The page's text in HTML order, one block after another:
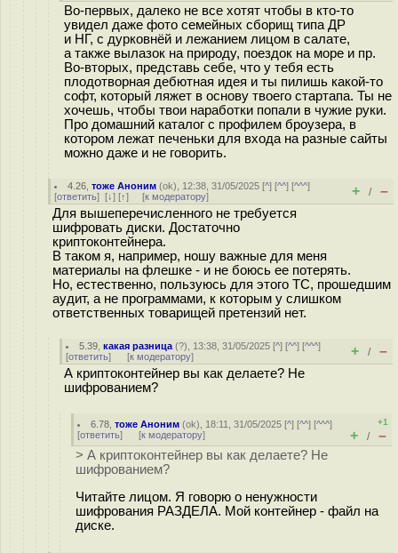
Во-первых, далеко не все хотят чтобы в кто-то
увидел даже фото семейных сборищ типа ДР
и НГ, с дурковнёй и лежанием лицом в салате,
а также вылазок на природу, поездок на море и пр.
Во-вторых, представь себе, что у тебя есть
плодотворная дебютная идея и ты пилишь какой-то
софт, который ляжет в основу твоего стартапа. Ты не
хочешь, чтобы твои наработки попали в чужие руки.
Про домашний каталог с профилем броузера, в
котором лежат печеньки для входа на разные сайты
можно даже и не говорить.
4.26 ,тоже Аноним (ok), 12:38, 31/05/2025 [^] [^^] [^^^]
[ответить] [↓] [↑] [к модератору] + / –
Для вышеперечисленного не требуется
шифровать диски. Достаточно
криптоконтейнера.
В таком я, например, ношу важные для меня
материалы на флешке - и не боюсь ее потерять.
Но, естественно, пользуюсь для этого ТС, прошедшим
аудит, а не программами, к которым у слишком
ответственных товарищей претензий нет.
5.39 ,какая разница (?), 13:38, 31/05/2025 [^] [^^] [^^^]
[ответить] [к модератору] + / –
А криптоконтейнер вы как делаете? Не
шифрованием?
6.78 ,тоже Аноним (ok), 18:11, 31/05/2025 [^] [^^] [^^^]
[ответить] [к модератору]
+1
+ / –
> А криптоконтейнер вы как делаете? Не
шифрованием?
Читайте лицом. Я говорю о ненужности
шифрования РАЗДЕЛА. Мой контейнер - файл на
диске.